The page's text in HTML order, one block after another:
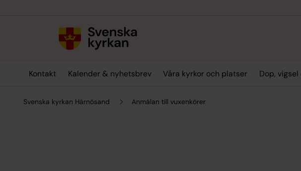
Kontakt Kalender & nyhetsbrev Våra kyrkor och platser Dop,
Svenska kyrkan Härnösand Anmälan till vuxenkörer